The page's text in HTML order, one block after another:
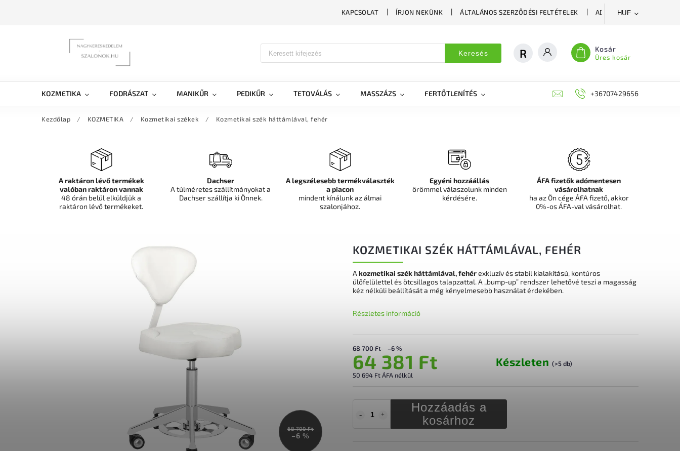
KAPCSOLAT ÍRJON NEKÜNK ÁLTALÁNOS SZERZŐDÉSI FELTÉTELEK ADATVÉDELMI
HUF
Keresés Kosár
Üres kosár
KOZMETIKA FODRÁSZAT MANIKŰR PEDIKŰR TETOVÁLÁS MASSZÁZS FERTŐTLENÍTÉS DEKORÁCIÓS FALPANEL, MŰNÖVÉNY FAL
+36707429656
Kezdőlap / KOZMETIKA / Kozmetikai székek / Kozmetikai szék háttámlával, fehér
68 700 Ft
–6 %
KOZMETIKAI SZÉK HÁTTÁMLÁVAL, FEHÉR
68 700 Ft –6 %
64 381 Ft
50 694 Ft ÁFA nélkül
Készleten (>5 db)
Hozzáadás a
kosárhoz
A kozmetikai szék háttámlával, fehérexkluzív és stabil kialakítású, kontúros
ülőfelülettel és ötcsillagos talapzattal. A „bump-up” rendszer lehetővé teszi a magasság
kéz nélküli beállítását a még kényelmesebb használat érdekében.
Részletes információ
A raktáron lévő termékek
valóban raktáron vannak
48 órán belül elküldjük a
raktáron lévő termékeket.
Dachser
A túlméretes szállítmányokat a
Dachser szállítja ki Önnek.
A legszélesebb termékválaszték
a piacon
mindent kínálunk az álmai
szalonjához.
Egyéni hozzáállás
örömmel válaszolunk minden
kérdésére.
ÁFA fizetők adómentesen
vásárolhatnak
ha az Ön cége ÁFA fizető, akkor
0%-os ÁFA-val vásárolhat.